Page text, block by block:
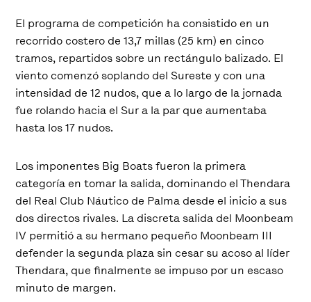
El programa de competición ha consistido en un
recorrido costero de 13,7 millas (25 km) en cinco
tramos, repartidos sobre un rectángulo balizado. El
viento comenzó soplando del Sureste y con una
intensidad de 12 nudos, que a lo largo de la jornada
fue rolando hacia el Sur a la par que aumentaba
hasta los 17 nudos.
Los imponentes Big Boats fueron la primera
categoría en tomar la salida, dominando el Thendara
del Real Club Náutico de Palma desde el inicio a sus
dos directos rivales. La discreta salida del Moonbeam
IV permitió a su hermano pequeño Moonbeam III
defender la segunda plaza sin cesar su acoso al líder
Thendara, que finalmente se impuso por un escaso
minuto de margen.